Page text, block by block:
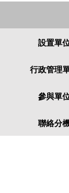
設置單
行政管理
參與單
聯絡分